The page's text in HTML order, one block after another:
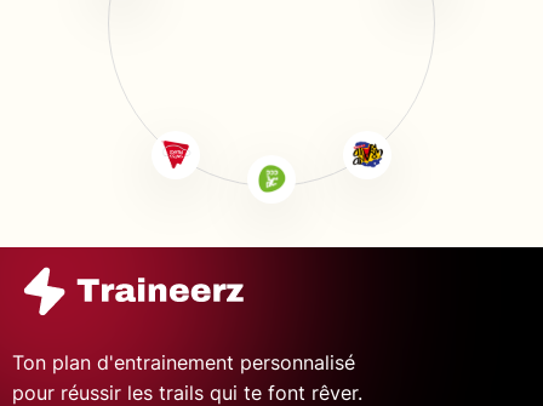
Ton plan d'entrainement personnalisé
pour réussir les trails qui te font rêver.